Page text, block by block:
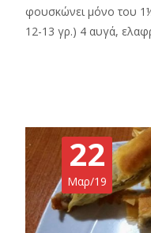
φουσκώνει μόνο του
12-13 γρ.) 4 αυγά,
22
Μαρ/19